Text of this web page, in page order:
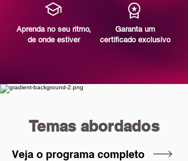
Aprenda no seu ritmo,
de onde estiver
Garanta um
certificado exclusivo
Temas abordados
Veja o programa completo